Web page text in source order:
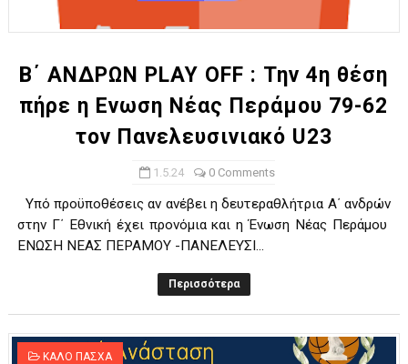
ΧΡΟΝΙΑ ΠΟΛΛΑ ΣΤΟ ΕΛΛΗΝΙΚΟ ΜΠΑΣΚΕΤ : 39Η ΕΠΕΤΕΙΟΣ ΑΠΟ
Ο δρόμος για τον 29ο τελικό κυπέλλου ανδρών ΕΣΚΑΝΑ
U21: Τεράστια πρόκριση για τον Πανελευσινιακό στον
Γ΄ανδρών play offs : "Σκληρό" καρύδι η Φιλία Περάματος
Β΄ ΑΝΔΡΩΝ PLAY OFF : Την 4η θέση
πήρε η Ενωση Νέας Περάμου 79-62
τον Πανελευσινιακό U23
1.5.24 0 Comments
Υπό προϋποθέσεις αν ανέβει η δευτεραθλήτρια Α΄ ανδρών
στην Γ΄ Εθνική έχει προνόμια και η Ένωση Νέας Περάμου
EΝΩΣΗ ΝΕΑΣ ΠΕΡΑΜΟΥ -ΠΑΝΕΛΕΥΣΙ...
Περισσότερα
ΚΑΛΟ ΠΑΣΧΑ